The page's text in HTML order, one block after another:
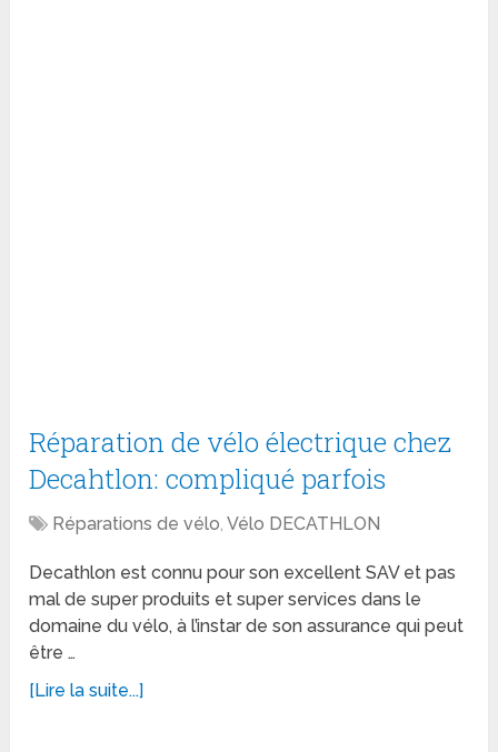
Réparation de vélo électrique chez
Decahtlon: compliqué parfois
Réparations de vélo,Vélo DECATHLON
Decathlon est connu pour son excellent SAV et pas
mal de super produits et super services dans le
domaine du vélo, à l’instar de son assurance qui peut
être …
[Lire la suite...]